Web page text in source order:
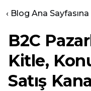
‹ Blog Ana Sayfasına
B2C
Kitle,
Satış